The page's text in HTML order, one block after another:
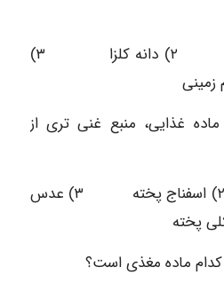
۱) سیب زمینی شیرین ۲) دانه کلزا ۳)
ماده غذایی، منبع غنی تری از
۱) آب پرتقال تازه ۲) اسفناج پخته ۳) عدس